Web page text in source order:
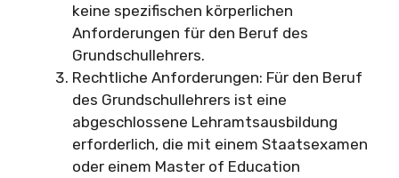
keine spezifischen körperlichen
Anforderungen für den Beruf des
Grundschullehrers.
Rechtliche Anforderungen: Für den Beruf
des Grundschullehrers ist eine
abgeschlossene Lehramtsausbildung
erforderlich, die mit einem Staatsexamen
oder einem Master of Education